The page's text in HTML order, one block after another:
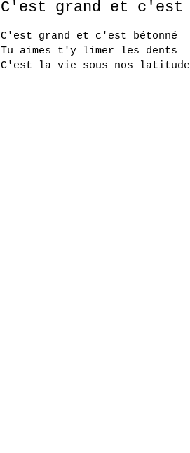
C'est grand et c'est
C'est grand et c'est bétonné
Tu aimes t'y limer les dents
C'est la vie sous nos